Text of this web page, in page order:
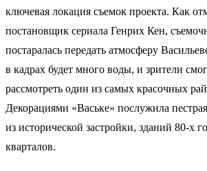
ключевая локация съемок проекта. Как
постановщик сериала Генрих Кен,
постаралась передать атмосферу
в кадрах будет много воды, и зрители
рассмотреть один из самых красочных
Декорациями «Ваське» послужила
из исторической застройки, зданий 80-х
кварталов.